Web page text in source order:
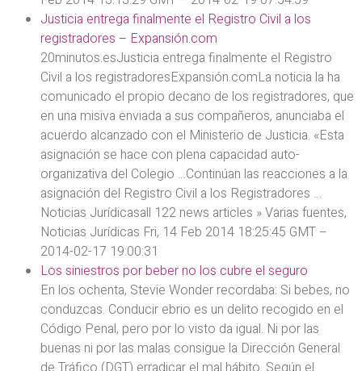
Justicia entrega finalmente el Registro Civil a los
registradores – Expansión.com
20minutos.esJusticia entrega finalmente el Registro
Civil a los registradoresExpansión.comLa noticia la ha
comunicado el propio decano de los registradores, que
en una misiva enviada a sus compañeros, anunciaba el
acuerdo alcanzado con el Ministerio de Justicia. «Esta
asignación se hace con plena capacidad auto-
organizativa del Colegio …Continúan las reacciones a la
asignación del Registro Civil a los Registradores …
Noticias Jurídicasall 122 news articles » Varias fuentes,
Noticias Jurídicas Fri, 14 Feb 2014 18:25:45 GMT –
2014-02-17 19:00:31
Los siniestros por beber no los cubre el seguro
En los ochenta, Stevie Wonder recordaba: Si bebes, no
conduzcas. Conducir ebrio es un delito recogido en el
Código Penal, pero por lo visto da igual. Ni por las
buenas ni por las malas consigue la Dirección General